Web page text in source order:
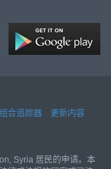
合追踪器 更新内容
Syria 居民的申请。本